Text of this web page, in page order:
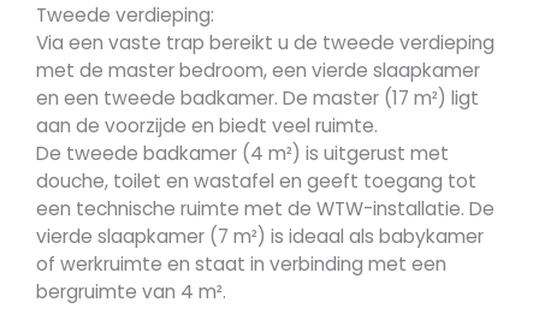
Tweede verdieping:
Via een vaste trap bereikt u de tweede verdieping
met de master bedroom, een vierde slaapkamer
en een tweede badkamer. De master (17 m²) ligt
aan de voorzijde en biedt veel ruimte.
De tweede badkamer (4 m²) is uitgerust met
douche, toilet en wastafel en geeft toegang tot
een technische ruimte met de WTW-installatie. De
vierde slaapkamer (7 m²) is ideaal als babykamer
of werkruimte en staat in verbinding met een
bergruimte van 4 m².